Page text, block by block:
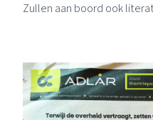
Zullen aan boord ook